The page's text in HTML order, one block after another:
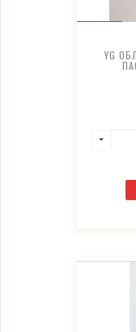
YG